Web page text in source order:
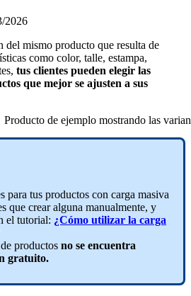
2026
del mismo producto que resulta de
como color, talle, estampa,
tus clientes pueden elegir las
que mejor se ajusten a sus
para tus productos con carga masiva
que crear alguna manualmente, y
el tutorial: ¿Cómo utilizar la carga
productos no se encuentra
gratuito.